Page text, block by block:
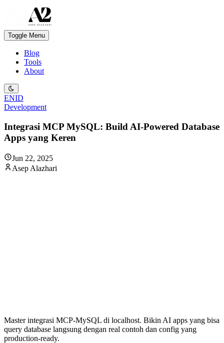
Toggle Menu
Blog
Tools
About
ENID
Development
Integrasi MCP MySQL: Build AI-Powered Database
Apps yang Keren
Jun 22, 2025
Asep Alazhari
Master integrasi MCP-MySQL di localhost. Bikin AI apps yang bisa
query database langsung dengan real contoh dan config yang
production-ready.